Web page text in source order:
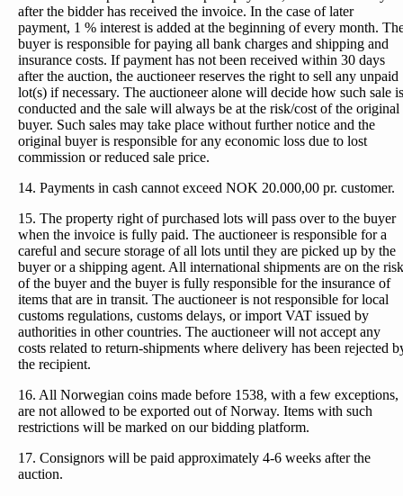
after the bidder has received the invoice. In the case of later
payment, 1 % interest is added at the beginning of every month.
buyer is responsible for paying all bank charges and shipping and
insurance costs. If payment has not been received within 30 days
after the auction, the auctioneer reserves the right to sell any unpaid
lot(s) if necessary. The auctioneer alone will decide how such sale is
conducted and the sale will always be at the risk/cost of the original
buyer. Such sales may take place without further notice and the
original buyer is responsible for any economic loss due to lost
commission or reduced sale price.
14. Payments in cash cannot exceed NOK 20.000,00 pr. customer.
15. The property right of purchased lots will pass over to the buyer
when the invoice is fully paid. The auctioneer is responsible for a
careful and secure storage of all lots until they are picked up by the
buyer or a shipping agent. All international shipments are on the risk
of the buyer and the buyer is fully responsible for the insurance of
items that are in transit. The auctioneer is not responsible for local
customs regulations, customs delays, or import VAT issued by
authorities in other countries. The auctioneer will not accept any
costs related to return-shipments where delivery has been rejected
the recipient.
16. All Norwegian coins made before 1538, with a few exceptions,
are not allowed to be exported out of Norway. Items with such
restrictions will be marked on our bidding platform.
17. Consignors will be paid approximately 4-6 weeks after the
auction.